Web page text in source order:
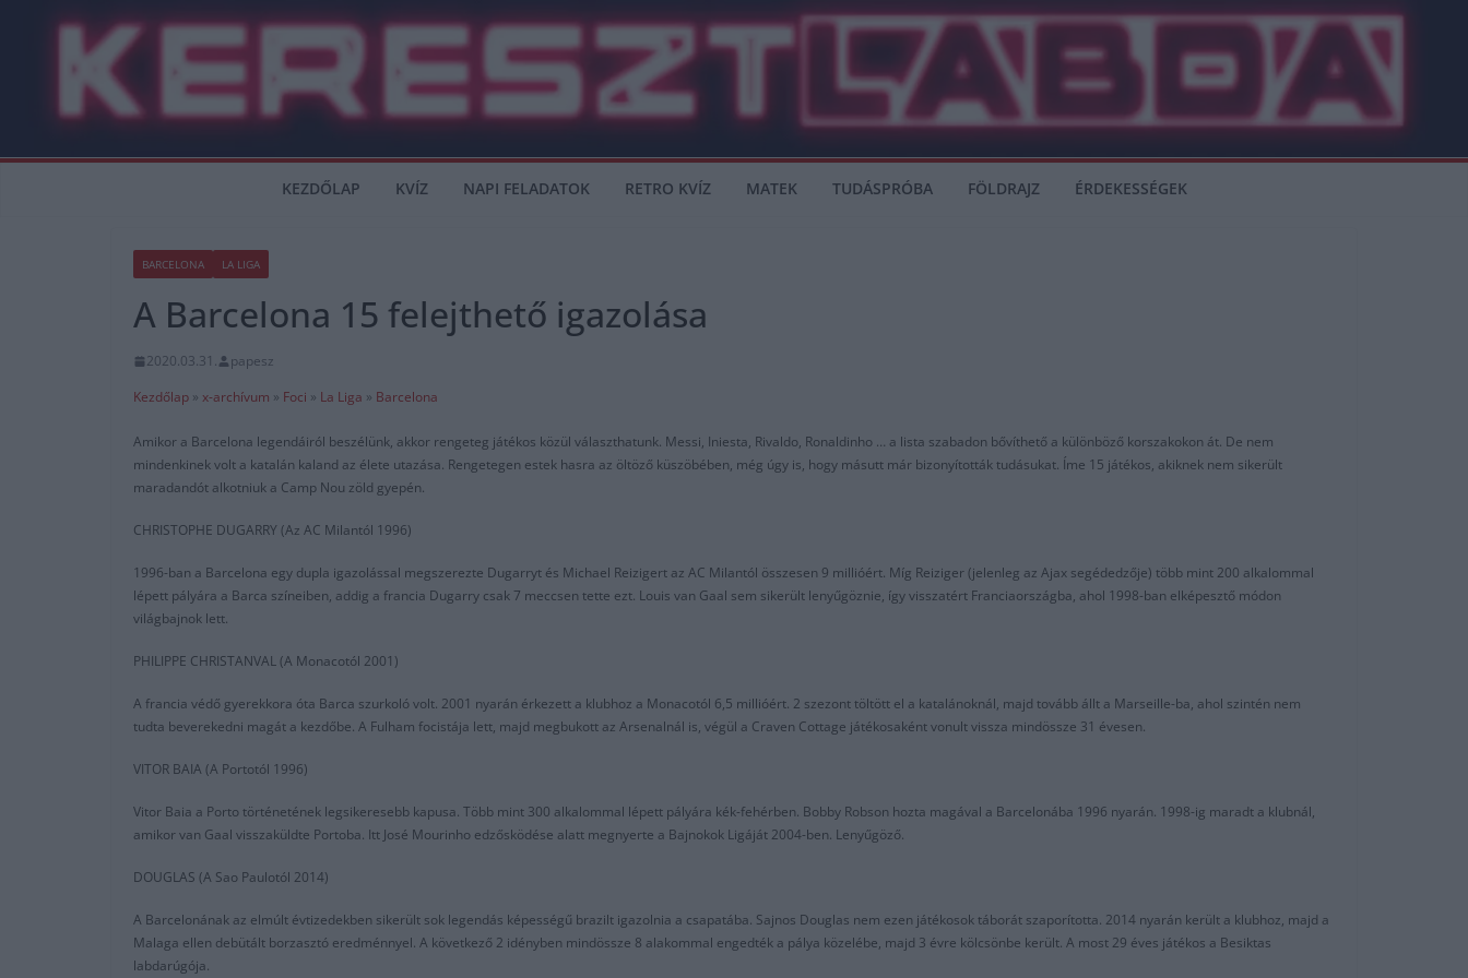
KEZDŐLAP KVÍZ NAPI FELADATOK RETRO KVÍZ MATEK TUDÁSPRÓBA FÖLDRAJZ ÉRDEKESSÉGEK
BARCELONA LA LIGA
A Barcelona 15 felejthető igazolása
2020.03.31.
papesz
Kezdőlap » x-archívum » Foci » La Liga » Barcelona
Amikor a Barcelona legendáiról beszélünk, akkor rengeteg játékos közül választhatunk. Messi, Iniesta, Rivaldo, Ronaldinho … a lista szabadon bővíthető a különböző korszakokon át. De nem
mindenkinek volt a katalán kaland az élete utazása. Rengetegen estek hasra az öltöző küszöbében, még úgy is, hogy másutt már bizonyították tudásukat. Íme 15 játékos, akiknek nem sikerült
maradandót alkotniuk a Camp Nou zöld gyepén.
CHRISTOPHE DUGARRY (Az AC Milantól 1996)
1996-ban a Barcelona egy dupla igazolással megszerezte Dugarryt és Michael Reizigert az AC Milantól összesen 9 millióért. Míg Reiziger (jelenleg az Ajax segédedzője) több mint 200 alkalommal
lépett pályára a Barca színeiben, addig a francia Dugarry csak 7 meccsen tette ezt. Louis van Gaal sem sikerült lenyűgöznie, így visszatért Franciaországba, ahol 1998-ban elképesztő módon
világbajnok lett.
PHILIPPE CHRISTANVAL (A Monacotól 2001)
A francia védő gyerekkora óta Barca szurkoló volt. 2001 nyarán érkezett a klubhoz a Monacotól 6,5 millióért. 2 szezont töltött el a katalánoknál, majd tovább állt a Marseille-ba, ahol szintén nem
tudta beverekedni magát a kezdőbe. A Fulham focistája lett, majd megbukott az Arsenalnál is, végül a Craven Cottage játékosaként vonult vissza mindössze 31 évesen.
VITOR BAIA (A Portotól 1996)
Vitor Baia a Porto történetének legsikeresebb kapusa. Több mint 300 alkalommal lépett pályára kék-fehérben. Bobby Robson hozta magával a Barcelonába 1996 nyarán. 1998-ig maradt a klubnál,
amikor van Gaal visszaküldte Portoba. Itt José Mourinho edzősködése alatt megnyerte a Bajnokok Ligáját 2004-ben. Lenyűgöző.
DOUGLAS (A Sao Paulotól 2014)
A Barcelonának az elmúlt évtizedekben sikerült sok legendás képességű brazilt igazolnia a csapatába. Sajnos Douglas nem ezen játékosok táborát szaporította. 2014 nyarán került a klubhoz, majd a
Malaga ellen debütált borzasztó eredménnyel. A következő 2 idényben mindössze 8 alakommal engedték a pálya közelébe, majd 3 évre kölcsönbe került. A most 29 éves játékos a Besiktas
labdarúgója.